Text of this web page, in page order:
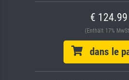
€ 124.99
(Enthält 17%
dans le